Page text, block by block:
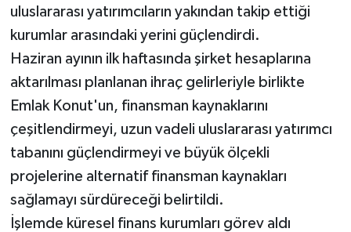
uluslararası yatırımcıların yakından takip ettiği
kurumlar arasındaki yerini güçlendirdi.
Haziran ayının ilk haftasında şirket hesaplarına
aktarılması planlanan ihraç gelirleriyle birlikte
Emlak Konut'un, finansman kaynaklarını
çeşitlendirmeyi, uzun vadeli uluslararası yatırımcı
tabanını güçlendirmeyi ve büyük ölçekli
projelerine alternatif finansman kaynakları
sağlamayı sürdüreceği belirtildi.
İşlemde küresel finans kurumları görev aldı